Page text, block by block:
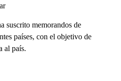
suscrito memorandos de
países, con el objetivo de
al país.